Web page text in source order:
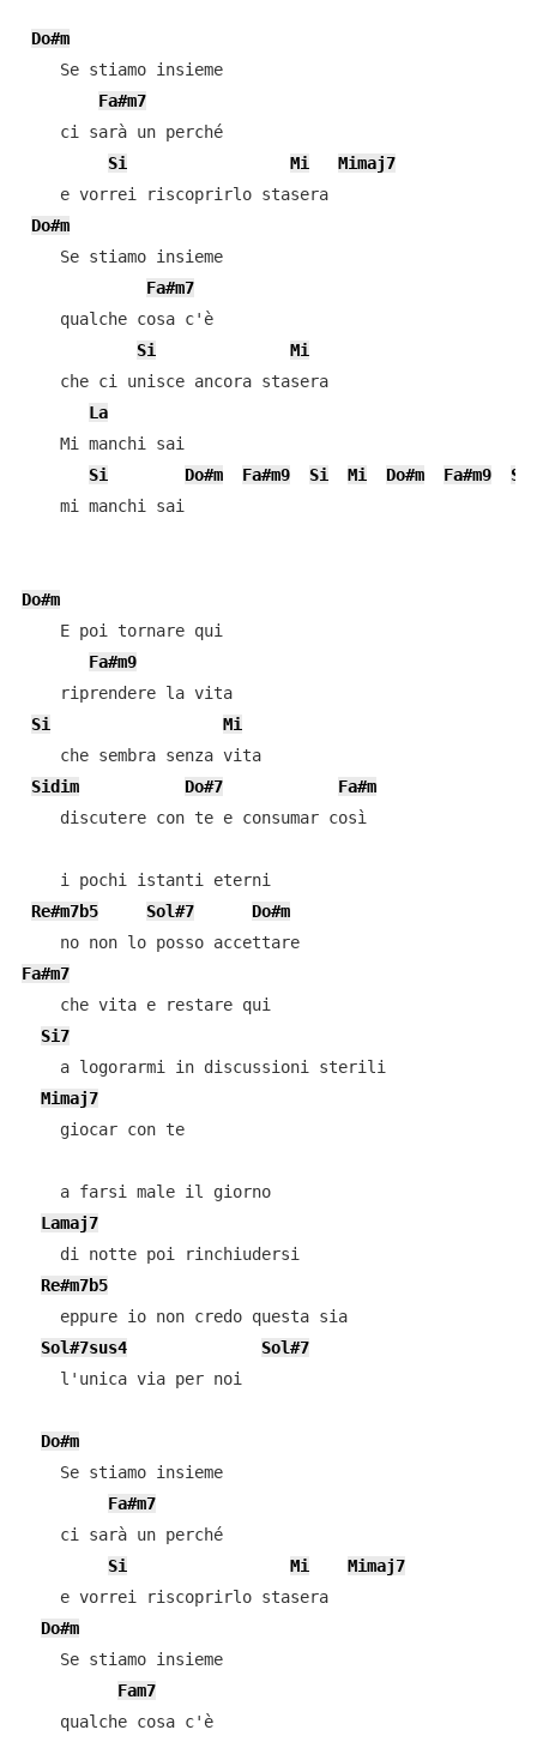
Do#m
    Se stiamo insieme
Fa#m7
    ci sarà un perché
Si
Mi
Mimaj7
    e vorrei riscoprirlo stasera
Do#m
    Se stiamo insieme
Fa#m7
    qualche cosa c'è
Si
Mi
    che ci unisce ancora stasera
La
    Mi manchi sai
Si
Do#m Fa#m9 Si Mi Do#m Fa#m9
Si
    mi manchi sai
Do#m
    E poi tornare qui
Fa#m9
    riprendere la vita
Si
Mi
    che sembra senza vita
Sidim
Do#7
Fa#m
    discutere con te e consumar così
    i pochi istanti eterni
Re#m7b5
Sol#7
Do#m
    no non lo posso accettare
Fa#m7
    che vita e restare qui
Si7
    a logorarmi in discussioni sterili
Mimaj7
    giocar con te
    a farsi male il giorno
Lamaj7
    di notte poi rinchiudersi
Re#m7b5
    eppure io non credo questa sia
Sol#7sus4
Sol#7
    l'unica via per noi
Do#m
    Se stiamo insieme
Fa#m7
    ci sarà un perché
Si
Mi
Mimaj7
    e vorrei riscoprirlo stasera
Do#m
    Se stiamo insieme
Fam7
    qualche cosa c'è